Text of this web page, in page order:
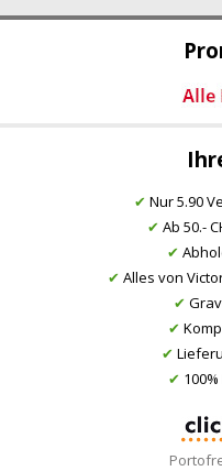
✔ Nur 5.90
✔ Ab 50.-
✔
✔ Alles von
✔
✔
✔
✔